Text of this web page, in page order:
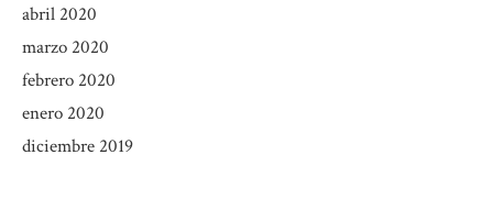
abril 2020
marzo 2020
febrero 2020
enero 2020
diciembre 2019